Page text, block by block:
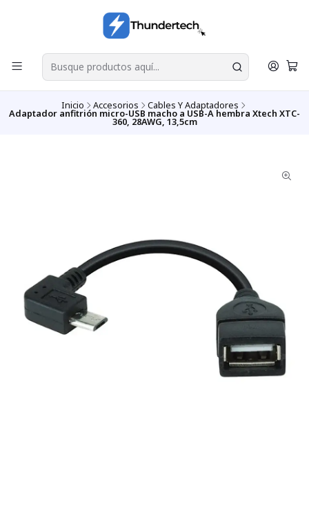
Inicio Accesorios Cables Y Adaptadores
Adaptador anfitrión micro-USB macho a USB-A hembra Xtech XTC-
360, 28AWG, 13,5cm